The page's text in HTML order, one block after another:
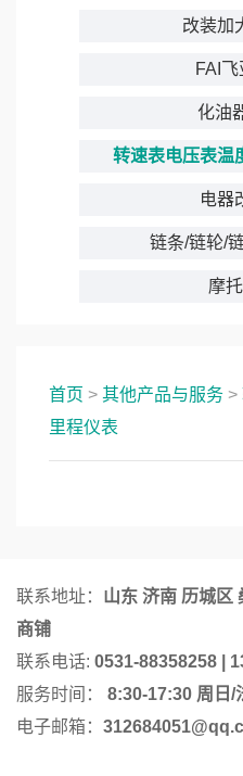
改装加
FAI
化油
转速表电压表温
电器
链条/链轮/
摩
首页 > 其他产品与服务 >
里程仪表
联系地址： 山东 济南 历城区
商铺
联系电话: 0531-88358258 |
服务时间：
8:30-17:30 周日/
电子邮箱：